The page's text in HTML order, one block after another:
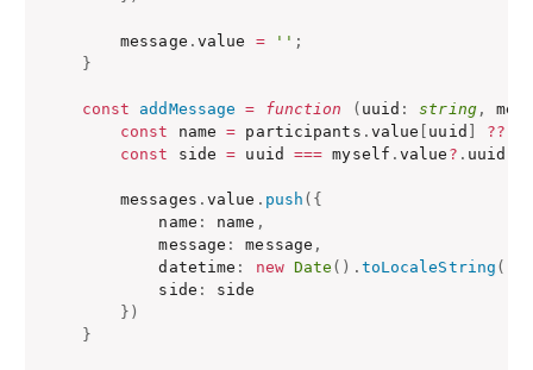
    message
. value = '' ;
}
const addMessage = function ( uuid : string,
const
name = participants . value uuid ??
const
side = uuid === myself .value ? . uuid
    messages
. value . push ( {
        name
: name ,
        message
: message ,
        datetime
: new Date ( ) . toLocaleString (
        side
:
side
} )
}